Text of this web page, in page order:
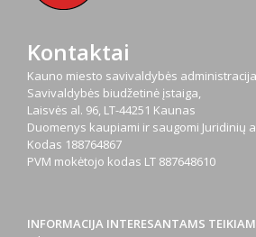
Kontaktai
Kauno miesto savivaldybės
Savivaldybės biudžetinė įstaiga,
Laisvės al. 96, LT-44251 Kaunas
Duomenys kaupiami ir saugomi Juridinių
Kodas 188764867
PVM mokėtojo kodas LT 887648610
INFORMACIJA INTERESANTAMS